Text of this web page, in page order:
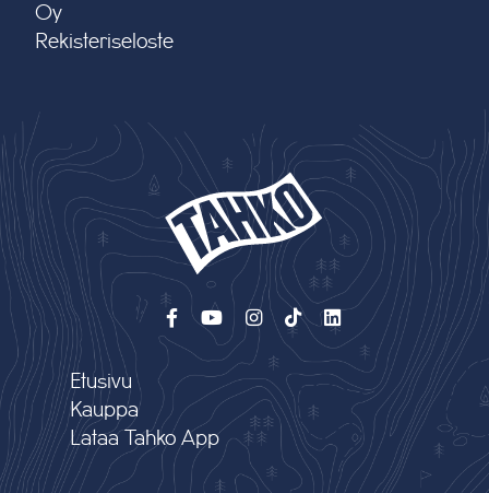
Oy
Rekisteriseloste
Etusivu
Kauppa
Lataa Tahko App